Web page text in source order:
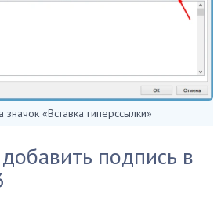
«Вставка гиперссылки»
подпись в